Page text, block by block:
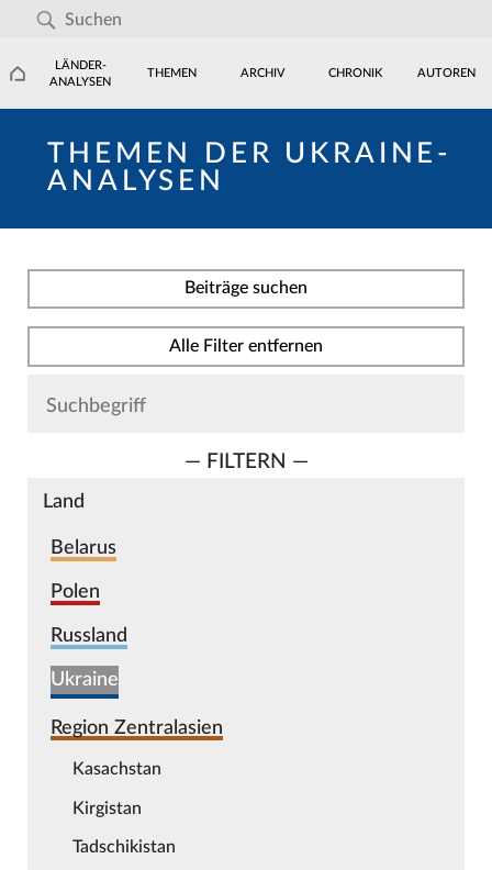
LÄNDER-
ANALYSEN
THEMEN ARCHIV CHRONIK AUTOREN
THEMEN DER UKRAINE-
ANALYSEN
Beiträge suchen
Alle Filter entfernen
— FILTERN —
Land
Belarus
Polen
Russland
Ukraine
Region Zentralasien
Kasachstan
Kirgistan
Tadschikistan